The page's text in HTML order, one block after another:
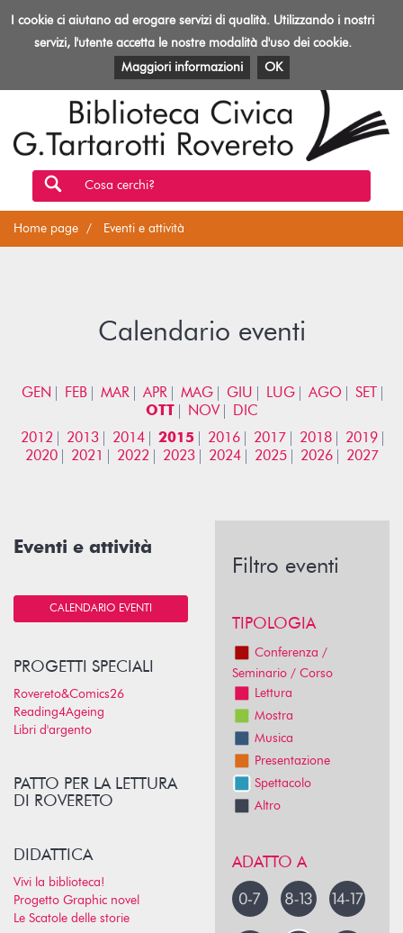
Toggle
Biblioteca
Rovereto
EVENTI E ATTIVITÀ PATRIMONIO E RISORSE
Cosa cerchi?
Home page Eventi e attività
Calendario eventi
GEN FEB MAR APR MAG GIU LUG AGO
SET
OTT
NOV
DIC
2012
2013 2014 2015 2016 2017 2018
2019
2020
2021 2022 2023 2024 2025 2026 2027
Eventi e attività
CALENDARIO EVENTI
PROGETTI SPECIALI
Rovereto&Comics26
Reading4Ageing
Libri d'argento
PATTO PER LA LETTURA
DI ROVERETO
DIDATTICA
Vivi la biblioteca!
Progetto Graphic novel
Le Scatole delle storie
Filtro eventi
TIPOLOGIA
Conferenza /
Seminario / Corso
Lettura
Mostra
Musica
Presentazione
Spettacolo
Altro
ADATTO A
I cookie ci aiutano ad erogare servizi di qualità. Utilizzando i nostri
servizi, l'utente accetta le nostre modalità d'uso dei cookie.
Maggiori informazioni
OK